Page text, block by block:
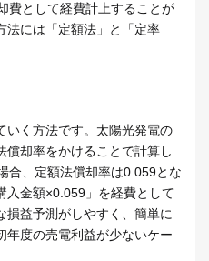
費として経費計上することが
法には「定額法」と「定率
いく方法です。太陽光発電の
償却率をかけることで計算し
合、定額法償却率は0.059とな
入金額×0.059」を経費として
損益予測がしやすく、簡単に
年度の売電利益が少ないケー